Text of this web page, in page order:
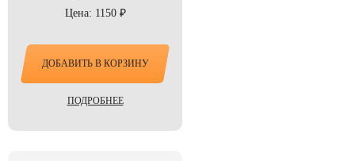
Цена: 1150 ₽
ДОБАВИТЬ В КОРЗИНУ
ПОДРОБНЕЕ